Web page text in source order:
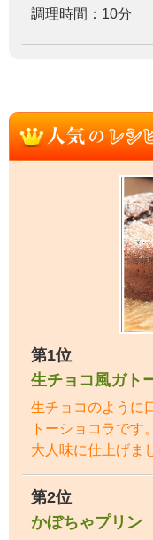
調理時間：10分
第1位
生チョコ風ガト
生チョコのように
トーショコラです
大人味に仕上げま
第2位
かぼちゃプリン